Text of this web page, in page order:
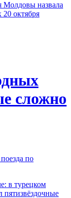
Молдовы назвала
20 октября
сложно
по
в турецком
пятизвёздочные